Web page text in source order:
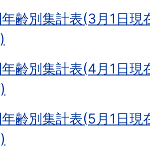
齢別集計表(3月1日
齢別集計表(4月1日
齢別集計表(5月1日